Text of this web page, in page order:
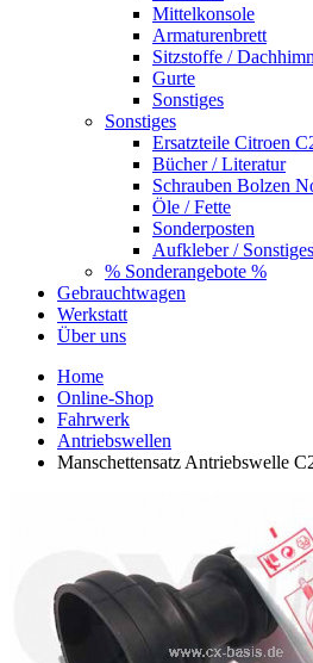
Mittelkonsole
Armaturenbrett
Sitzstoffe /
Gurte
Sonstiges
Sonstiges
Ersatzteile Citroen
Bücher / Literatur
Schrauben Bolzen
Öle / Fette
Sonderposten
Aufkleber / Sonstiges
% Sonderangebote %
Gebrauchtwagen
Werkstatt
Über uns
Home
Online-Shop
Fahrwerk
Antriebswellen
Manschettensatz Antriebswelle